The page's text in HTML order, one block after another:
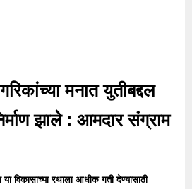
मनात युतीबद्दल
झाले : आमदार संग्राम
रथाला आधीक गती देण्यासाठी